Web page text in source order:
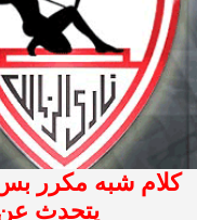
كلام شبه مكرر
يتحدث عن